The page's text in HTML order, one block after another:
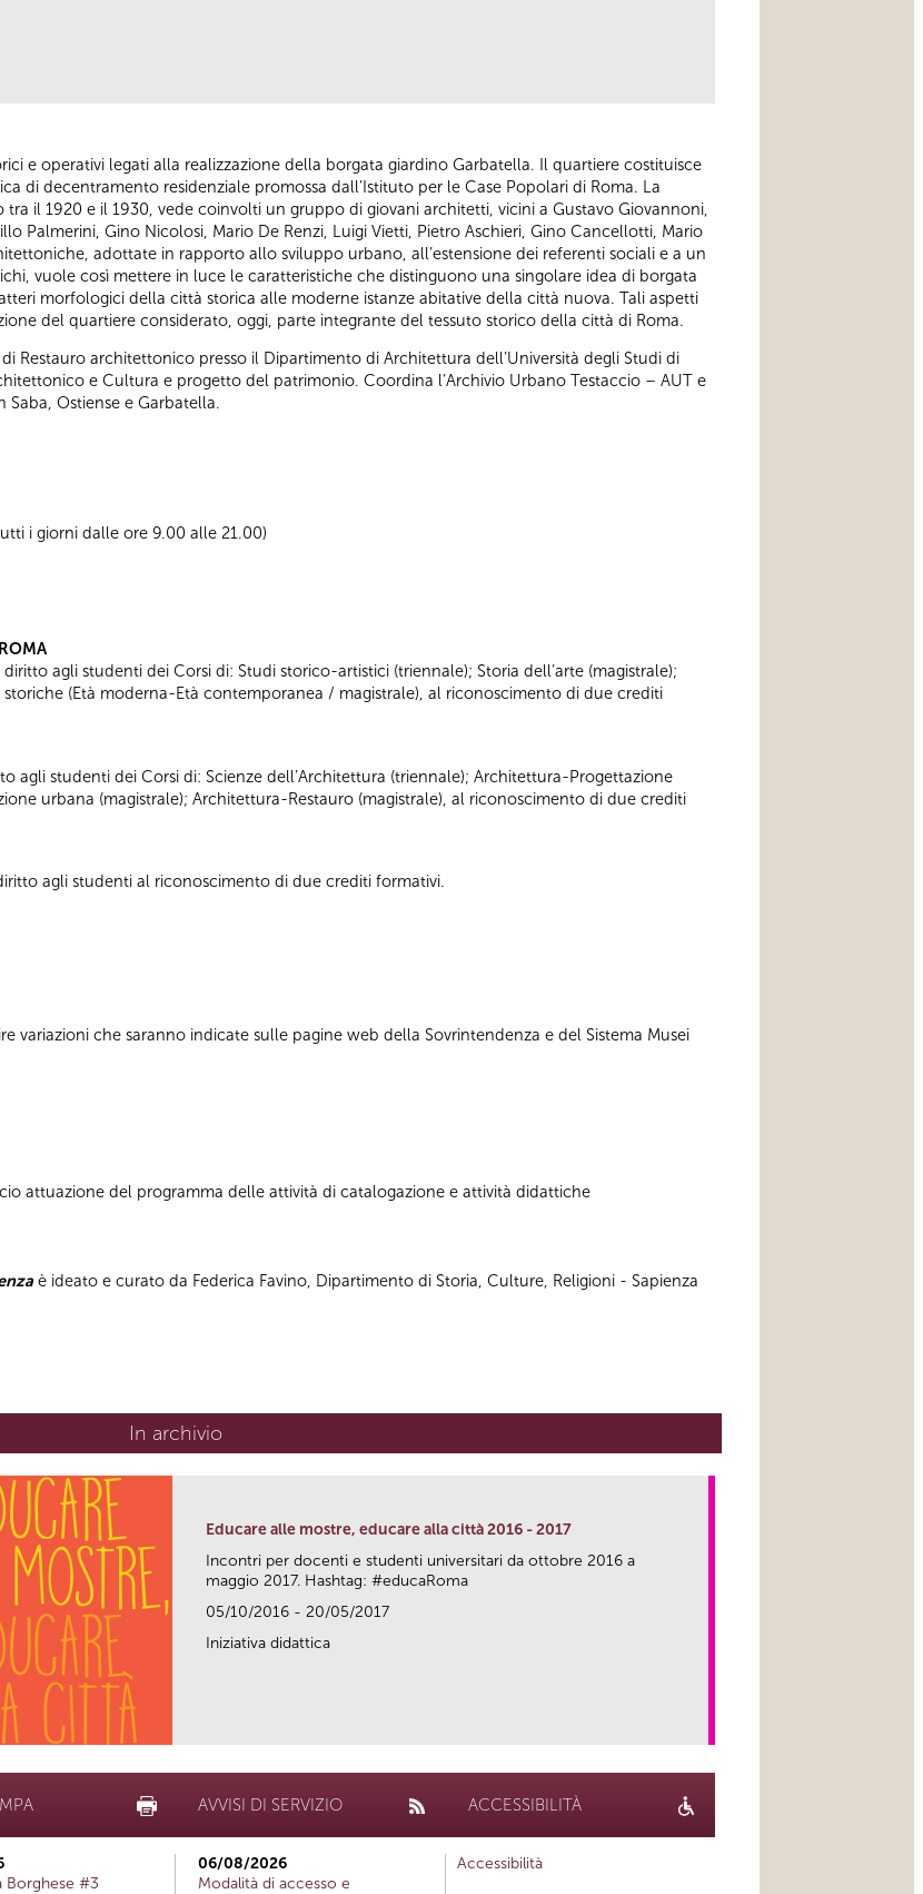
e operativi legati alla realizzazione della borgata giardino Garbatella. Il quartiere costituisce
di decentramento residenziale promossa dall’Istituto per le Case Popolari di Roma. La
il 1920 e il 1930, vede coinvolti un gruppo di giovani architetti, vicini a Gustavo Giovannoni,
Palmerini, Gino Nicolosi, Mario De Renzi, Luigi Vietti, Pietro Aschieri, Gino Cancellotti, Mario
adottate in rapporto allo sviluppo urbano, all’estensione dei referenti sociali e a un
vuole così mettere in luce le caratteristiche che distinguono una singolare idea di borgata
morfologici della città storica alle moderne istanze abitative della città nuova. Tali aspetti
del quartiere considerato, oggi, parte integrante del tessuto storico della città di Roma.
di Restauro architettonico presso il Dipartimento di Architettura dell’Università degli Studi di
e Cultura e progetto del patrimonio. Coordina l’Archivio Urbano Testaccio – AUT e
Saba, Ostiense e Garbatella.
i giorni dalle ore 9.00 alle 21.00)
agli studenti dei Corsi di: Studi storico-artistici (triennale); Storia dell’arte (magistrale);
(Età moderna-Età contemporanea / magistrale), al riconoscimento di due crediti
agli studenti dei Corsi di: Scienze dell’Architettura (triennale); Architettura-Progettazione
urbana (magistrale); Architettura-Restauro (magistrale), al riconoscimento di due crediti
agli studenti al riconoscimento di due crediti formativi.
variazioni che saranno indicate sulle pagine web della Sovrintendenza e del Sistema Musei
attuazione del programma delle attività di catalogazione e attività didattiche
è ideato e curato da Federica Favino, Dipartimento di Storia, Culture, Religioni - Sapienza
In archivio
Educare alle mostre, educare alla città 2016 - 2017
Incontri per docenti e studenti universitari da ottobre 2016 a
maggio 2017. Hashtag: #educaRoma
05/10/2016 - 20/05/2017
Iniziativa didattica
Borghese #3
AVVISI DI SERVIZIO
06/08/2026
Modalità di accesso e
ACCESSIBILITÀ
Accessibilità